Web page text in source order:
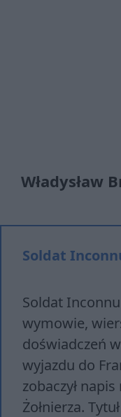
Władysław
Soldat
Soldat
wymowie,
doświadczeń
wyjazdu do
zobaczył
Żołnierza.